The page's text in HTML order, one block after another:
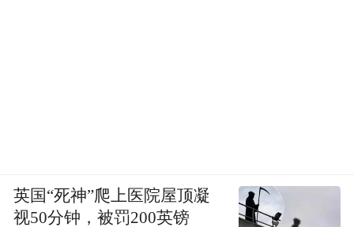
英国“死神”爬上医院屋顶凝
视50分钟，被罚200英镑